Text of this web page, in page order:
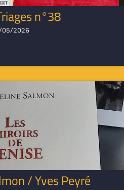
n°38
05/2026
/ Yves Peyré